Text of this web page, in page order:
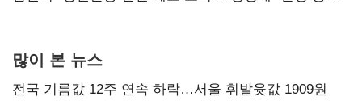
많이 본 뉴스
전국 기름값 12주 연속 하락…서울 휘발윳값 1909원